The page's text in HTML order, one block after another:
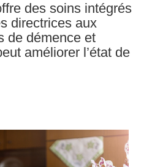
des soins intégrés
directrices aux
de démence et
améliorer l’état de